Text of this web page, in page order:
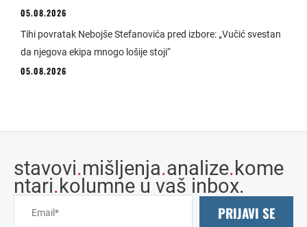
05.08.2026
Tihi povratak Nebojše Stefanovića pred izbore: „Vučić svestan
da njegova ekipa mnogo lošije stoji“
05.08.2026
stavovi.mišljenja.analize.kome
ntari.kolumne u vaš inbox.
PRIJAVI SE